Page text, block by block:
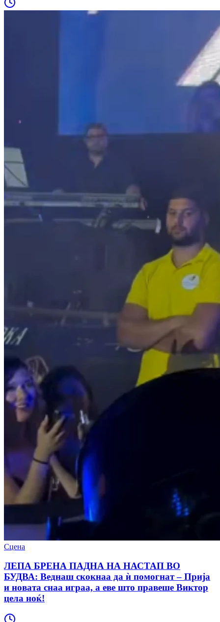
Сцена
ЛЕПА БРЕНА ПАДНА НА НАСТАП ВО
БУДВА: Веднаш скокнаа да ѝ помогнат – Прија
и новата снаа играа, а еве што правеше Виктор
цела ноќ!